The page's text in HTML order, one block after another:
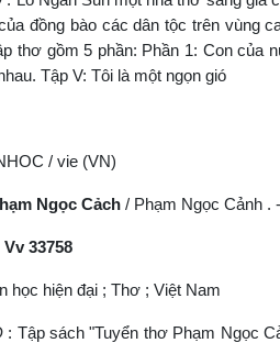
đồng bào các dân tộc trên vùng
thơ gồm 5 phần: Phần 1: Con của
Tập V: Tôi là một ngọn gió
/ vie (VN)
Ngọc Cảch / Phạm Ngọc Cảnh .
Vv 33758
học hiện đại ; Thơ ; Việt Nam
: Tập sách "Tuyển thơ Phạm Ngọc